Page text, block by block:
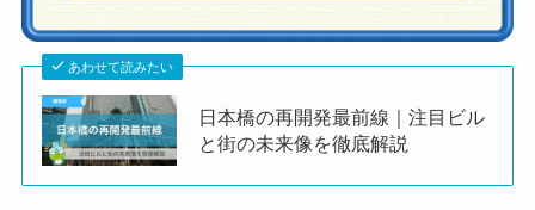
あわせて読みたい
日本橋の再開発最前線｜注目ビル
と街の未来像を徹底解説